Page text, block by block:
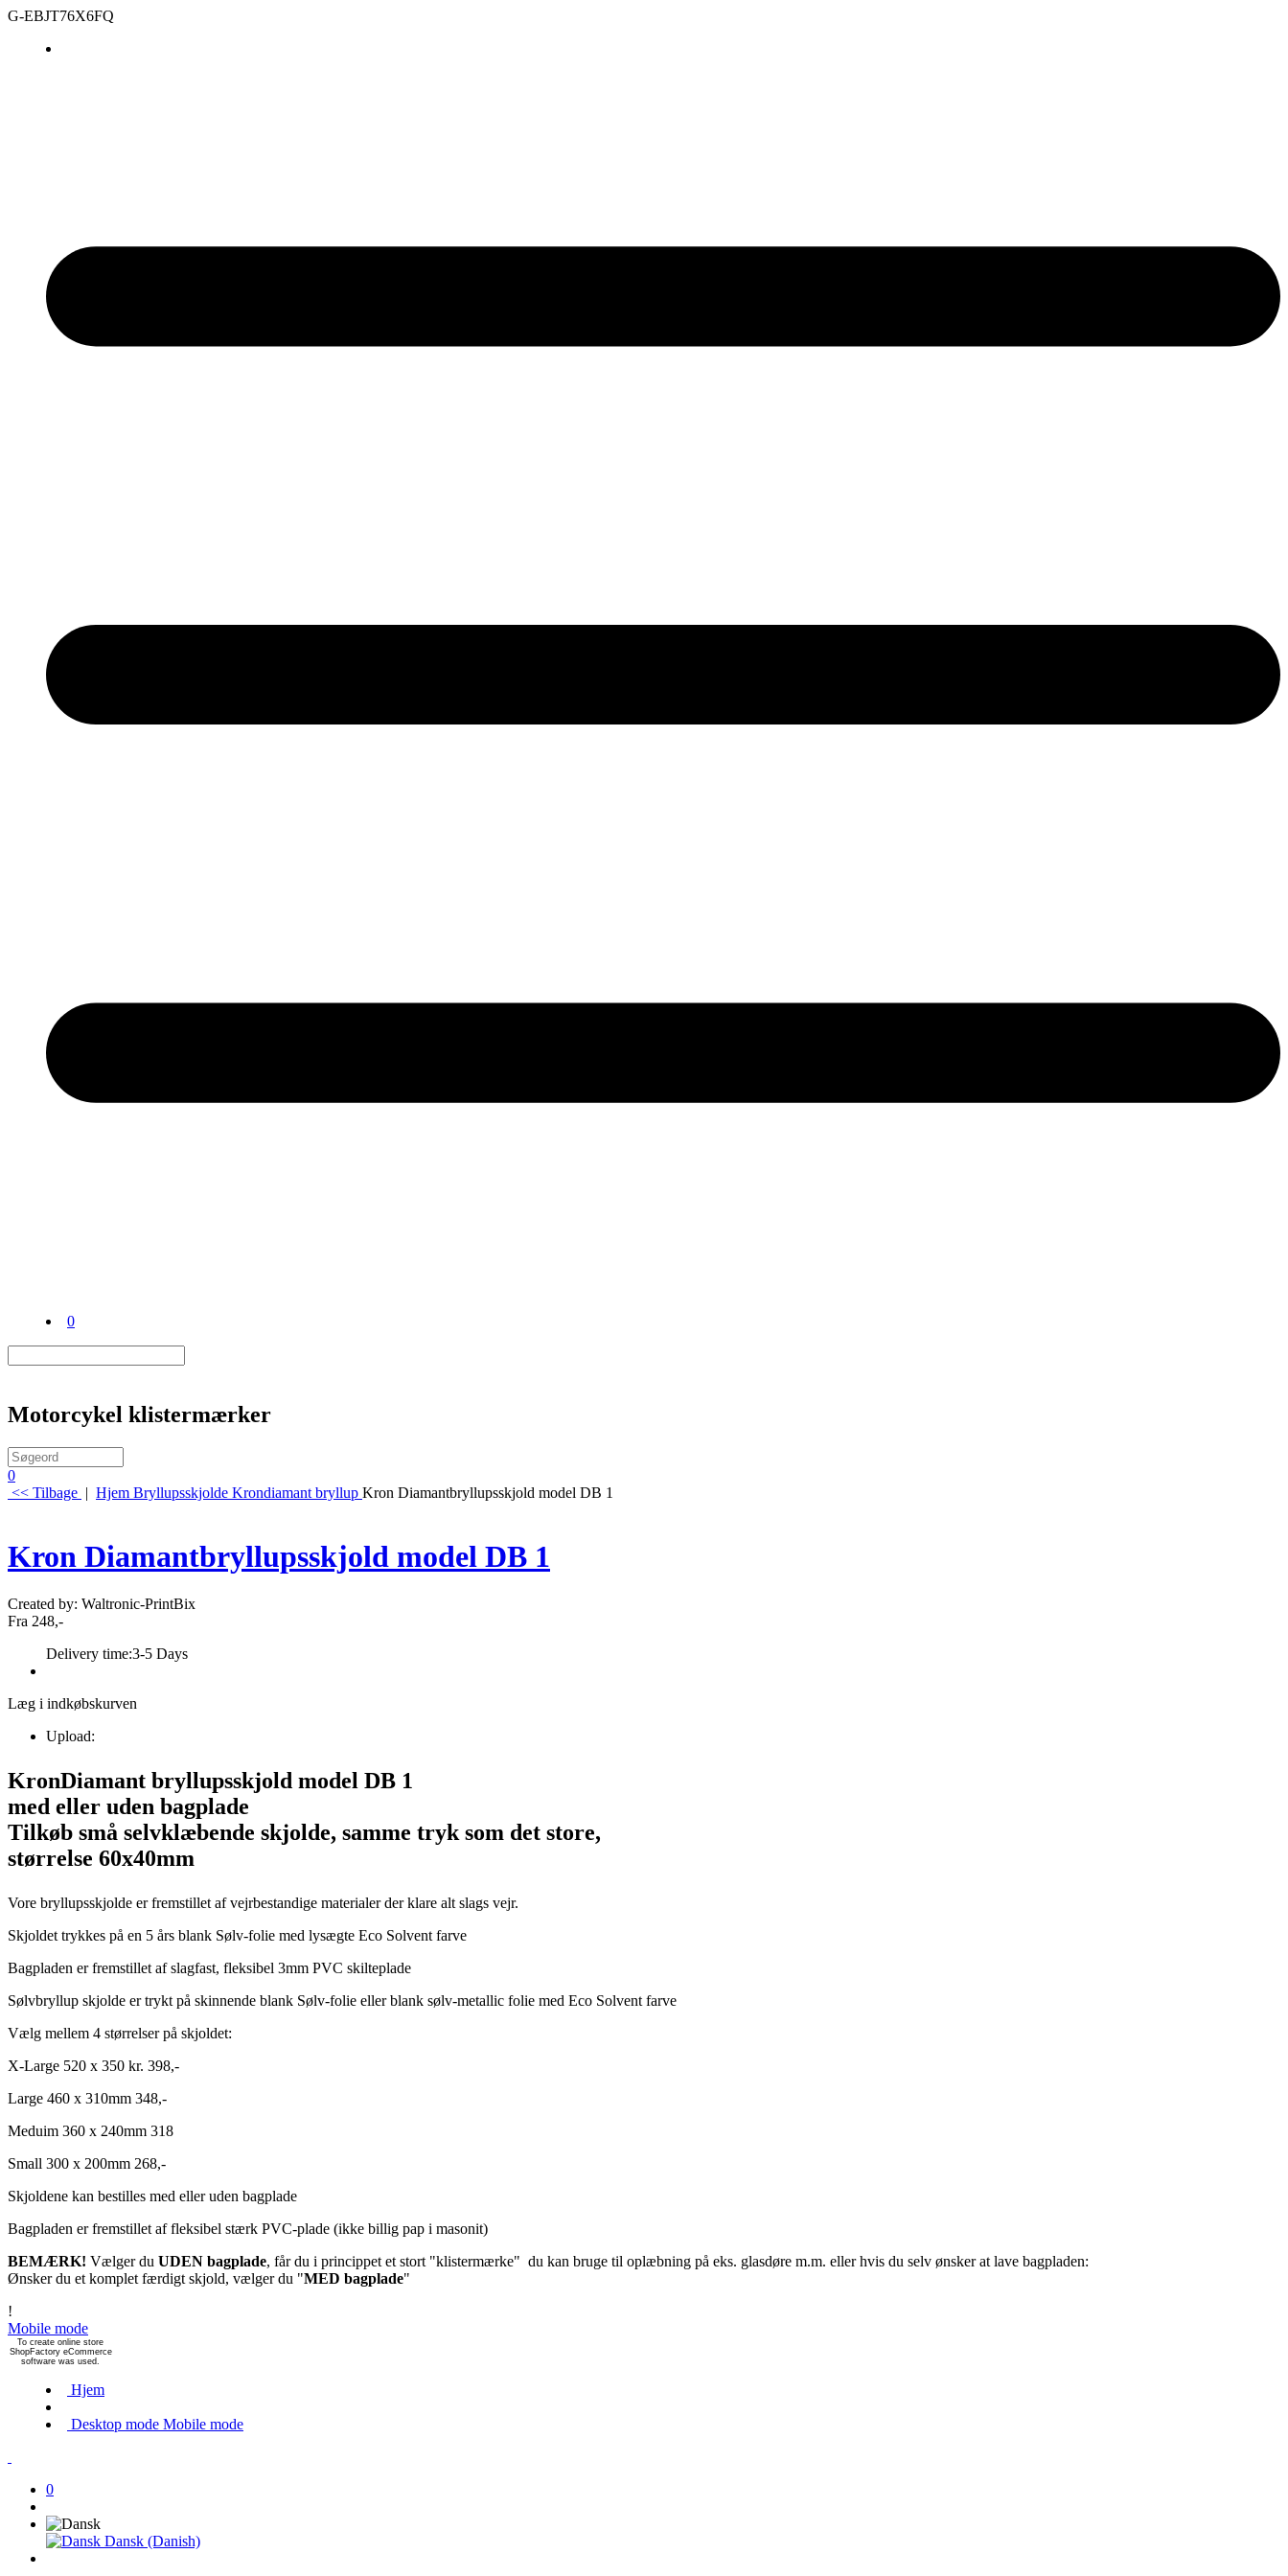
G-EBJT76X6FQ
0
Motorcykel klistermærker
0
<< Tilbage | Hjem Bryllupsskjolde Krondiamant bryllup Kron Diamantbryllupsskjold model DB 1
Kron Diamantbryllupsskjold model DB 1
Created by: Waltronic-PrintBix
Fra 248,-
Delivery time:3-5 Days
Læg i indkøbskurven
Upload:
KronDiamant bryllupsskjold model DB 1
med eller uden bagplade
Tilkøb små selvklæbende skjolde, samme tryk som det store,
størrelse 60x40mm
Vore bryllupsskjolde er fremstillet af vejrbestandige materialer der klare alt slags vejr.
Skjoldet trykkes på en 5 års blank Sølv-folie med lysægte Eco Solvent farve
Bagpladen er fremstillet af slagfast, fleksibel 3mm PVC skilteplade
Sølvbryllup skjolde er trykt på skinnende blank Sølv-folie eller blank sølv-metallic folie med Eco Solvent farve
Vælg mellem 4 størrelser på skjoldet:
X-Large 520 x 350 kr. 398,-
Large 460 x 310mm 348,-
Meduim 360 x 240mm 318
Small 300 x 200mm 268,-
Skjoldene kan bestilles med eller uden bagplade
Bagpladen er fremstillet af fleksibel stærk PVC-plade (ikke billig pap i masonit)
BEMÆRK! Vælger du UDEN bagplade, får du i princippet et stort "klistermærke" du kan bruge til oplæbning på eks. glasdøre m.m. eller hvis du selv ønsker at lave bagpladen:
Ønsker du et komplet færdigt skjold, vælger du "MED bagplade"
!
Mobile mode
To create online store
ShopFactory eCommerce
software was used.
Hjem
Desktop mode Mobile mode
0
Dansk (Danish)